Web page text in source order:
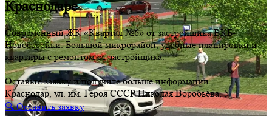
Краснодаре
Современный ЖК «Квартал №6» от застройщика ВКБ-
Новостройки. Большой микрорайон, удобные планировки и
квартиры с ремонтом от застройщика.
Оставьте заявку и получите больше информации
Краснодар, ул. им. Героя СССР Николая Воробьёва, 5
🔍 Оставить заявку